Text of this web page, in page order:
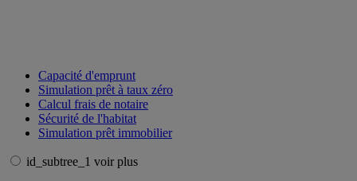
Capacité d'emprunt
Simulation prêt à taux zéro
Calcul frais de notaire
Sécurité de l'habitat
Simulation prêt immobilier
id_subtree_1 voir plus